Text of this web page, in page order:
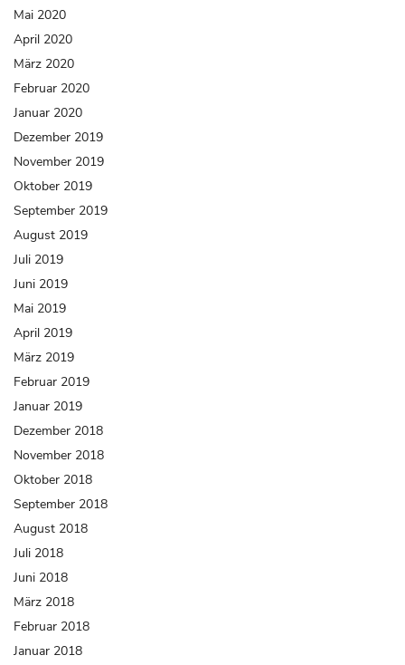
Mai 2020
April 2020
März 2020
Februar 2020
Januar 2020
Dezember 2019
November 2019
Oktober 2019
September 2019
August 2019
Juli 2019
Juni 2019
Mai 2019
April 2019
März 2019
Februar 2019
Januar 2019
Dezember 2018
November 2018
Oktober 2018
September 2018
August 2018
Juli 2018
Juni 2018
März 2018
Februar 2018
Januar 2018